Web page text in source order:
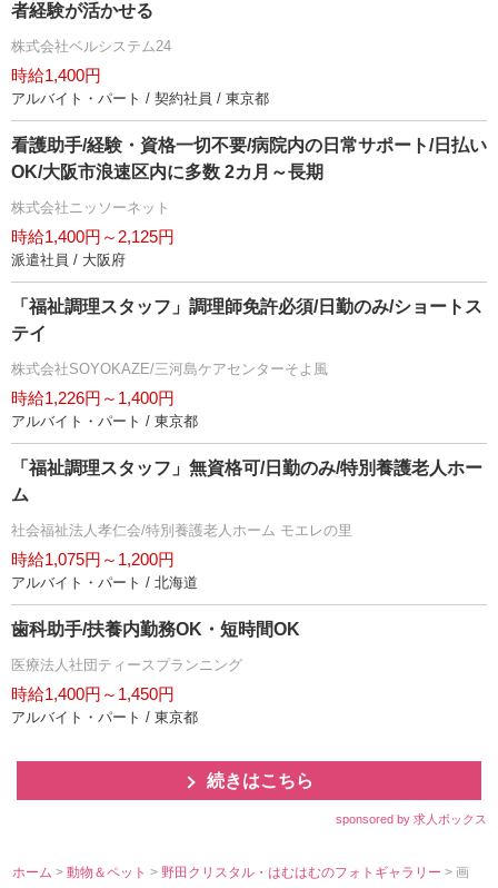
者経験が活かせる
株式会社ベルシステム24
時給1,400円
アルバイト・パート / 契約社員 / 東京都
看護助手/経験・資格一切不要/病院内の日常サポート/日払い
OK/大阪市浪速区内に多数 2カ月～長期
株式会社ニッソーネット
時給1,400円～2,125円
派遣社員 / 大阪府
「福祉調理スタッフ」調理師免許必須/日勤のみ/ショートス
テイ
株式会社SOYOKAZE/三河島ケアセンターそよ風
時給1,226円～1,400円
アルバイト・パート / 東京都
「福祉調理スタッフ」無資格可/日勤のみ/特別養護老人ホー
ム
社会福祉法人孝仁会/特別養護老人ホーム モエレの里
時給1,075円～1,200円
アルバイト・パート / 北海道
歯科助手/扶養内勤務OK・短時間OK
医療法人社団ティースプランニング
時給1,400円～1,450円
アルバイト・パート / 東京都
続きはこちら
sponsored by 求人ボックス
ホーム >動物＆ペット>野田クリスタル・はむはむのフォトギャラリー> 画